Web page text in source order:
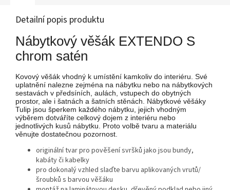
Detailní popis produktu
Nábytkový věšák EXTENDO S
chrom satén
Kovový věšák vhodný k umístění kamkoliv do interiéru. Své
uplatnění nalezne zejména na nábytku nebo na nábytkových
sestavách v předsíních, aulách, vstupech do obytných
prostor, ale i šatnách a šatních stěnách. Nábytkové věšáky
Tulip jsou šperkem každého nábytku, jejich vhodným
výběrem dotváříte celkový dojem z interiéru nebo
jednotlivých kusů nábytku. Proto volbě tvaru a materiálu
věnujte dostatečnou pozornost.
originální tvar pro pověšení svršků jako jsou bundy,
kabáty či kabelky
pro dokonalý vzhled slaďte barvu aplikovaných vrutů/
šroubků s barvou věšáku